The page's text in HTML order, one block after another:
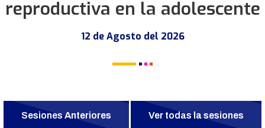
reproductiva en la adolescente
12 de Agosto del 2026
Sesiones Anteriores Ver todas la sesiones